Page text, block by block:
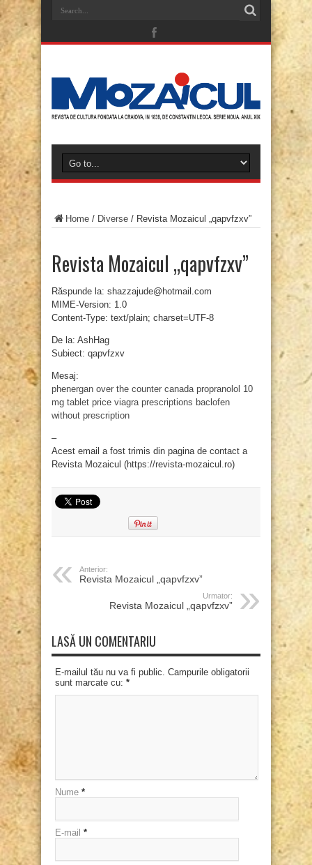
Home / Diverse / Revista Mozaicul „qapvfzxv”
Revista Mozaicul „qapvfzxv”
Răspunde la: shazzajude@hotmail.com
MIME-Version: 1.0
Content-Type: text/plain; charset=UTF-8
De la: AshHag
Subiect: qapvfzxv
Mesaj:
phenergan over the counter canada propranolol 10
mg tablet price viagra prescriptions baclofen
without prescription
–
Acest email a fost trimis din pagina de contact a
Revista Mozaicul (https://revista-mozaicul.ro)
Anterior:
Revista Mozaicul „qapvfzxv”
Urmator:
Revista Mozaicul „qapvfzxv”
LASĂ UN COMENTARIU
E-mailul tău nu va fi public. Campurile obligatorii
sunt marcate cu: *
Nume *
E-mail *